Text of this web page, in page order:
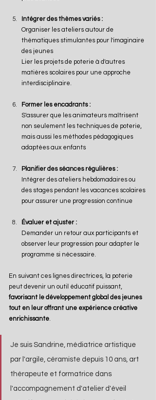
Intégrer des thèmes variés :
Organiser les ateliers autour de
thématiques stimulantes pour l'imaginaire
des jeunes
Lier les projets de poterie à d'autres
matières scolaires pour une approche
interdisciplinaire.
Former les encadrants :
S'assurer que les animateurs maîtrisent
non seulement les techniques de poterie,
mais aussi les méthodes pédagogiques
adaptées aux enfants
Planifier des séances régulières :
Intégrer des ateliers hebdomadaires ou
des stages pendant les vacances scolaires
pour assurer une progression continue
Évaluer et ajuster :
Demander un retour aux participants et
observer leur progression pour adapter le
programme si nécessaire.
En suivant ces lignes directrices, la poterie
peut devenir un outil éducatif puissant,
favorisant le développement global des jeunes
tout en leur offrant une expérience créative
enrichissante
Je suis Sandrine, médiatrice artistique
par l'argile, céramiste depuis 10 ans, art
thérapeute et formatrice dans
l'accompagnement d'atelier d'éveil